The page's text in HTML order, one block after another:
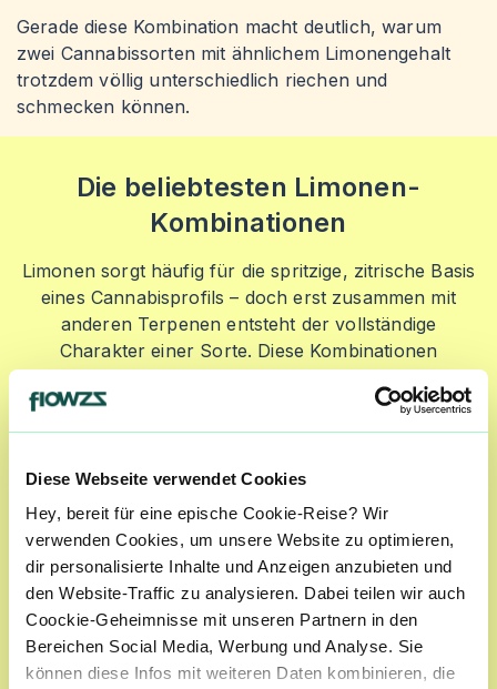
Diese Webseite verwendet Cookies
Hey, bereit für eine epische Cookie-Reise? Wir
verwenden Cookies, um unsere Website zu optimieren,
dir personalisierte Inhalte und Anzeigen anzubieten und
den Website-Traffic zu analysieren. Dabei teilen wir auch
Coockie-Geheimnisse mit unseren Partnern in den
Bereichen Social Media, Werbung und Analyse. Sie
können diese Infos mit weiteren Daten kombinieren, die
Gerade diese Kombination macht deutlich, warum
zwei Cannabissorten mit ähnlichem Limonengehalt
trotzdem völlig unterschiedlich riechen und
schmecken können.
Die beliebtesten Limonen-
Kombinationen
Limonen sorgt häufig für die spritzige, zitrische Basis
eines Cannabisprofils – doch erst zusammen mit
anderen Terpenen entsteht der vollständige
Charakter einer Sorte. Diese Kombinationen
beeinflussen, ob das Aroma eher fruchtig, würzig
Limonen + Myrcen
Diese Verbindung findet man häufig in
fruchtigeren Profilen. Während Limonen für die
helle Zitrusnote sorgt, bringt Myrcen oft erdige,
krautige Nuancen hinzu und macht das Aroma
runder.